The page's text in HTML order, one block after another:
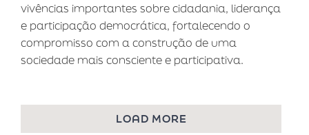
vivências importantes sobre cidadania, liderança
e participação democrática, fortalecendo o
compromisso com a construção de uma
sociedade mais consciente e participativa.
LOAD MORE